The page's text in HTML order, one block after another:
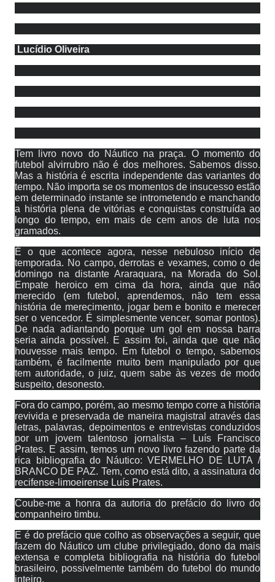
Lucídio Oliveira
Tem livro novo do Náutico na praça. O momento do
futebol alvirrubro não é dos melhores. Sabemos disso.
Mas a história é escrita independente das variantes do
tempo. Não importa se os momentos de insucesso estão
em determinado instante se intrometendo e manchando
a história plena de vitórias e conquistas construída ao
longo do tempo, em mais de cem anos de luta nos
gramados.
É o que acontece agora, nesse nebuloso início de
temporada. No campo, derrotas e vexames, como o de
domingo na distante Araraquara, na Morada do Sol.
Empate heroico em cima da hora, ainda que não
merecido (em futebol, aprendemos, não tem essa
história de merecimento, jogar bem e bonito e merecer
ser o vencedor. É simplesmente vencer, somar pontos).
De nada adiantando porque um gol em nossa barra
seria ainda possível. E assim foi, ainda que que não
houvesse mais tempo. Em futebol o tempo, sabemos
também, é facilmente muito bem manipulado por que
tem autoridade, o juiz, quem sabe às vezes de modo
suspeito, desonesto.
Fora do campo, porém, ao mesmo tempo corre a história
revivida e preservada de maneira magistral através das
letras, palavras, depoimentos e entrevistas conduzidos
por um jovem talentoso jornalista – Luís Francisco
Prates. E assim, temos um novo livro fazendo parte da
rica bibliografia do Náutico: VERMELHO DE LUTA /
BRANCO DE PAZ. Tem, como está dito, a assinatura do
recifense-limoeirense Luís Prates.
Coube-me a honra da autoria do prefácio do livro do
companheiro timbu.
E é do prefácio que colho as observações a seguir, que
fazem do Náutico um clube privilegiado, dono da mais
extensa e completa bibliografia na história do futebol
brasileiro, possivelmente também do futebol do mundo
inteiro.